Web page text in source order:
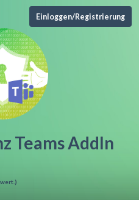
Einloggen/Registrierung
Teams AddIn